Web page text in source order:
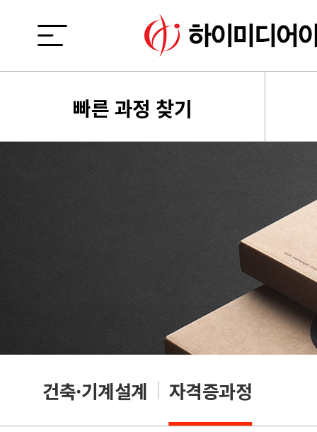
빠른 과정 찾기
건축·기계설계 자격증과정